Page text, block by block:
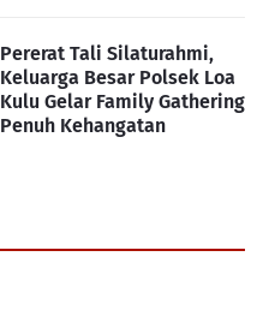
Pererat Tali Silaturahmi,
Keluarga Besar Polsek Loa
Kulu Gelar Family Gathering
Penuh Kehangatan